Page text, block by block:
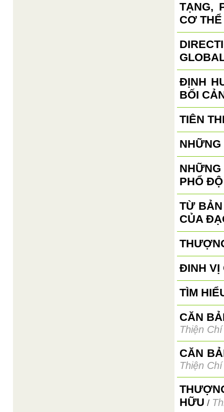
TẠNG,
CƠ
ĐỊNH
BỐI
TIÊN
PHỔ ĐỘ
TỪ
CỦA
ĐINH VỊ
TÌM
CĂN
Thiện Chí
CĂN
Thiện Chí
HỮU /